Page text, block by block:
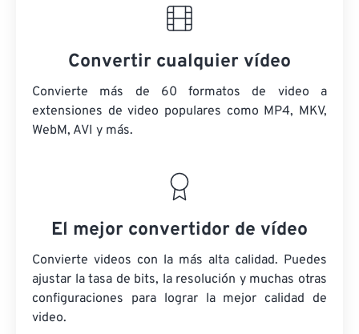
Convertir cualquier vídeo
Convierte más de 60 formatos de video a
extensiones de video populares como MP4, MKV,
WebM, AVI y más.
El mejor convertidor de vídeo
Convierte videos con la más alta calidad. Puedes
ajustar la tasa de bits, la resolución y muchas otras
configuraciones para lograr la mejor calidad de
video.